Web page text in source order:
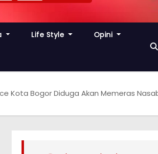
Life Style Opini
Kota Bogor Diduga Akan Memeras